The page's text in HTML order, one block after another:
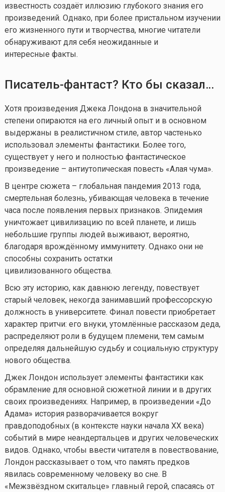
известность создаёт иллюзию глубокого знания его
произведений. Однако, при более пристальном изучении
его жизненного пути и творчества, многие читатели
обнаруживают для себя неожиданные и
интересные факты.
Писатель-фантаст? Кто бы сказал…
Хотя произведения Джека Лондона в значительной
степени опираются на его личный опыт и в основном
выдержаны в реалистичном стиле, автор частенько
использовал элементы фантастики. Более того,
существует у него и полностью фантастическое
произведение – антиутопическая повесть «Алая чума».
В центре сюжета – глобальная пандемия 2013 года,
смертельная болезнь, убивающая человека в течение
часа после появления первых признаков. Эпидемия
уничтожает цивилизацию по всей планете, и лишь
небольшие группы людей выживают, вероятно,
благодаря врождённому иммунитету. Однако они не
способны сохранить остатки
цивилизованного общества.
Всю эту историю, как давнюю легенду, повествует
старый человек, некогда занимавший профессорскую
должность в университете. Финал повести приобретает
характер притчи: его внуки, утомлённые рассказом деда,
распределяют роли в будущем племени, тем самым
определяя дальнейшую судьбу и социальную структуру
нового общества.
Джек Лондон использует элементы фантастики как
обрамление для основной сюжетной линии и в других
своих произведениях. Например, в произведении «До
Адама» история разворачивается вокруг
правдоподобных (в контексте науки начала XX века)
событий в мире неандертальцев и других человеческих
видов. Однако, чтобы ввести читателя в повествование,
Лондон рассказывает о том, что память предков
явилась современному человеку во сне. В
«Межзвёздном скитальце» главный герой, спасаясь от